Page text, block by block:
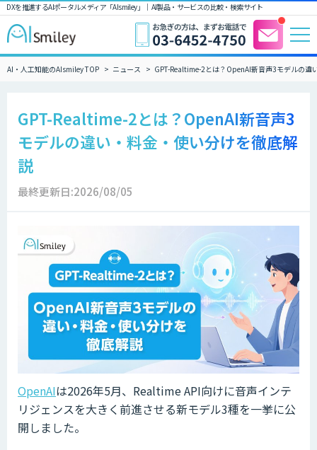
DXを推進するAIポータルメディア「AIsmiley」｜ AI製品・サービスの比較・検索サイト
AI・人工知能のAIsmiley TOP ニュース GPT-Realtime-2とは？OpenAI新音声3モデルの違
GPT-Realtime-2とは？OpenAI新音声3
モデルの違い・料金・使い分けを徹底解
説
最終更新日:2026/08/05
OpenAIは2026年5月、Realtime API向けに音声インテ
リジェンスを大きく前進させる新モデル3種を一挙に公
開しました。